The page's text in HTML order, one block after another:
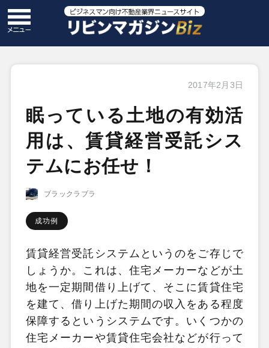
2017年2月3日
眠っている土地の有効活
用は、賃貸経営受託シス
テムにお任せ！
ブラックラブラ
成功例
賃貸経営受託システムというのをご存じで
しょうか。これは、住宅メーカーなどが土
地を一定期間借り上げて、そこに賃貸住宅
を建て、借り上げた期間の収入をある程度
保障するというシステムです。いくつかの
住宅メーカーや賃貸住宅会社などが行って